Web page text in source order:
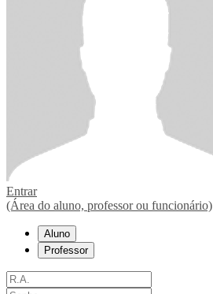
Entrar
(Área do aluno, professor ou funcionário)
Aluno
Professor